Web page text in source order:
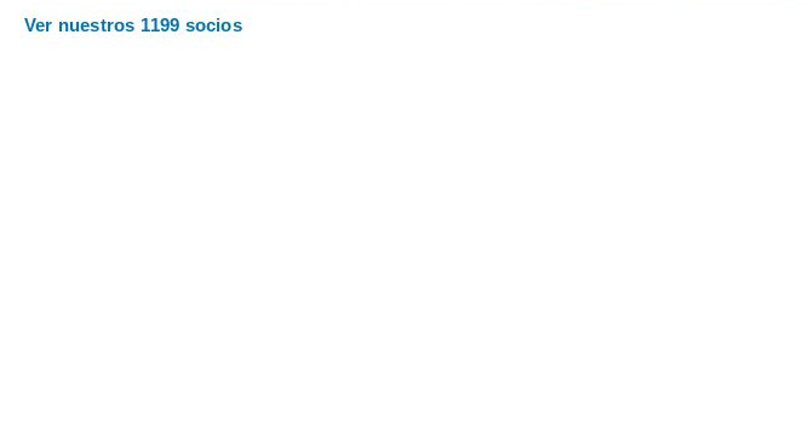
Ver nuestros 1199 socios